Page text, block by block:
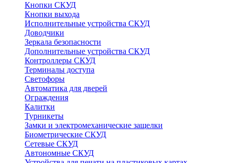
Кнопки СКУД
Кнопки выхода
Исполнительные устройства СКУД
Доводчики
Зеркала безопасности
Дополнительные устройства СКУД
Контроллеры СКУД
Терминалы доступа
Светофоры
Автоматика для дверей
Ограждения
Калитки
Турникеты
Замки и электромеханические защелки
Биометрические СКУД
Сетевые СКУД
Автономные СКУД